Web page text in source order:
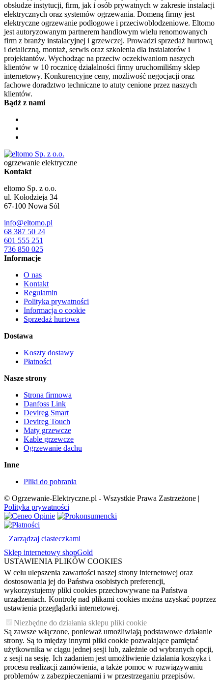
obsłudze instytucji, firm, jak i osób prywatnych w zakresie instalacji
elektrycznych oraz systemów ogrzewania. Domeną firmy jest
elektryczne ogrzewanie podłogowe i przeciwoblodzeniowe. Eltomo
jest autoryzowanym partnerem handlowym wielu renomowanych
firm z branży instalacyjnej i grzewczej. Prowadzi sprzedaż hurtową
i detaliczną, montaż, serwis oraz szkolenia dla instalatorów i
projektantów. Wychodząc na przeciw oczekiwaniom naszych
klientów w 10 rocznicę działalności firmy uruchomiliśmy sklep
internetowy. Konkurencyjne ceny, możliwość negocjacji oraz
fachowe doradztwo techniczne to atuty cenione przez naszych
klientów.
Bądź z nami
ogrzewanie elektryczne
Kontakt
eltomo Sp. z o.o.
ul. Kołodzieja 34
67-100 Nowa Sól
info@eltomo.pl
68 387 50 24
601 555 251
736 850 025
Informacje
O nas
Kontakt
Regulamin
Polityka prywatności
Informacja o cookie
Sprzedaż hurtowa
Dostawa
Koszty dostawy
Płatności
Nasze strony
Strona firmowa
Danfoss Link
Devireg Smart
Devireg Touch
Maty grzewcze
Kable grzewcze
Ogrzewanie dachu
Inne
Pliki do pobrania
© Ogrzewanie-Elektryczne.pl - Wszystkie Prawa Zastrzeżone |
Polityka prywatności
Zarządzaj ciasteczkami
Sklep internetowy shopGold
USTAWIENIA PLIKÓW COOKIES
W celu ulepszenia zawartości naszej strony internetowej oraz
dostosowania jej do Państwa osobistych preferencji,
wykorzystujemy pliki cookies przechowywane na Państwa
urządzeniach. Kontrolę nad plikami cookies można uzyskać poprzez
ustawienia przeglądarki internetowej.
Niezbędne do działania sklepu pliki cookie
Są zawsze włączone, ponieważ umożliwiają podstawowe działanie
strony. Są to między innymi pliki cookie pozwalające pamiętać
użytkownika w ciągu jednej sesji lub, zależnie od wybranych opcji,
z sesji na sesję. Ich zadaniem jest umożliwienie działania koszyka i
procesu realizacji zamówienia, a także pomoc w rozwiązywaniu
problemów z zabezpieczeniami i w przestrzeganiu przepisów.